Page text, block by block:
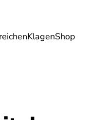
KlagenShop
Verträge